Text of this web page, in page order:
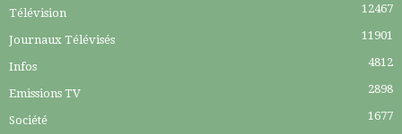
Télévision 12467
Journaux Télévisés 11901
Infos 4812
Emissions TV 2898
Société 1677